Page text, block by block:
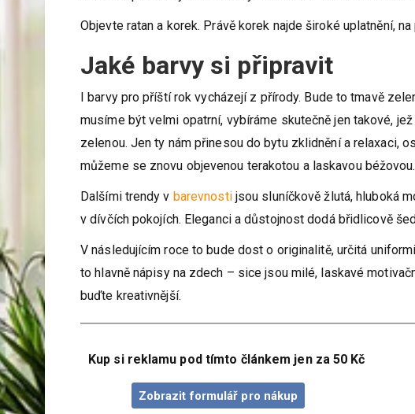
Objevte ratan a korek. Právě korek najde široké uplatnění,
Jaké barvy si připravit
I barvy pro příští rok vycházejí z přírody. Bude to tmavě
musíme být velmi opatrní, vybíráme skutečně jen takové,
zelenou. Jen ty nám přinesou do bytu zklidnění a relaxaci,
můžeme se znovu objevenou terakotou a laskavou béžovou.
Dalšími trendy v barevnostijsou sluníčkově žlutá, hluboká
v dívčích pokojích. Eleganci a důstojnost dodá břidlicově
V následujícím roce to bude dost o originalitě, určitá
to hlavně nápisy na zdech – sice jsou milé, laskavé
buďte kreativnější.
Kup si reklamu pod tímto článkem jen za 50 Kč
Zobrazit formulář pro nákup